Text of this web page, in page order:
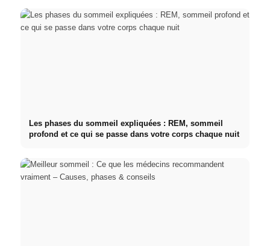
Les phases du sommeil expliquées : REM, sommeil
profond et ce qui se passe dans votre corps chaque nuit